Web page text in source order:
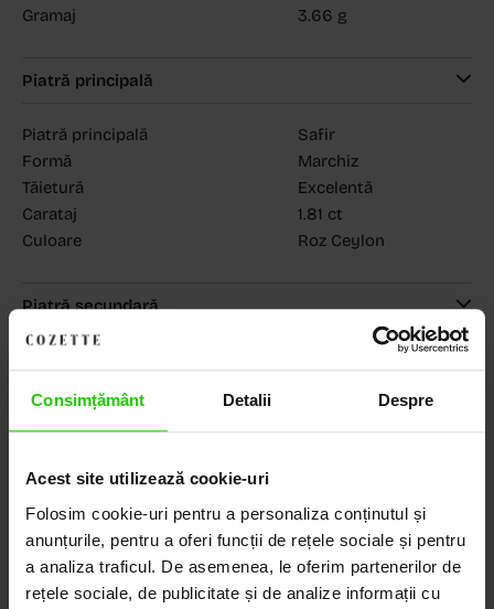
Consimțământ Detalii Despre
Acest site utilizează cookie-uri
Folosim cookie-uri pentru a personaliza conținutul și
anunțurile, pentru a oferi funcții de rețele sociale și pentru
a analiza traficul. De asemenea, le oferim partenerilor de
rețele sociale, de publicitate și de analize informații cu
Gramaj
3.66 g
Piatră principală
Piatră principală
Safir
Formă
Marchiz
Tăietură
Excelentă
Carataj
1.81 ct
Culoare
Roz Ceylon
Piatră secundară
COZETTE - Dorobanți(vezi detalii)
COZETTE - Sediu central(vezi detalii)
Descoperă Lumea COZETTE,
LOCUL UNDE STILUL